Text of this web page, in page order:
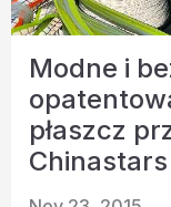
Modne i
płaszcz
Chinastars